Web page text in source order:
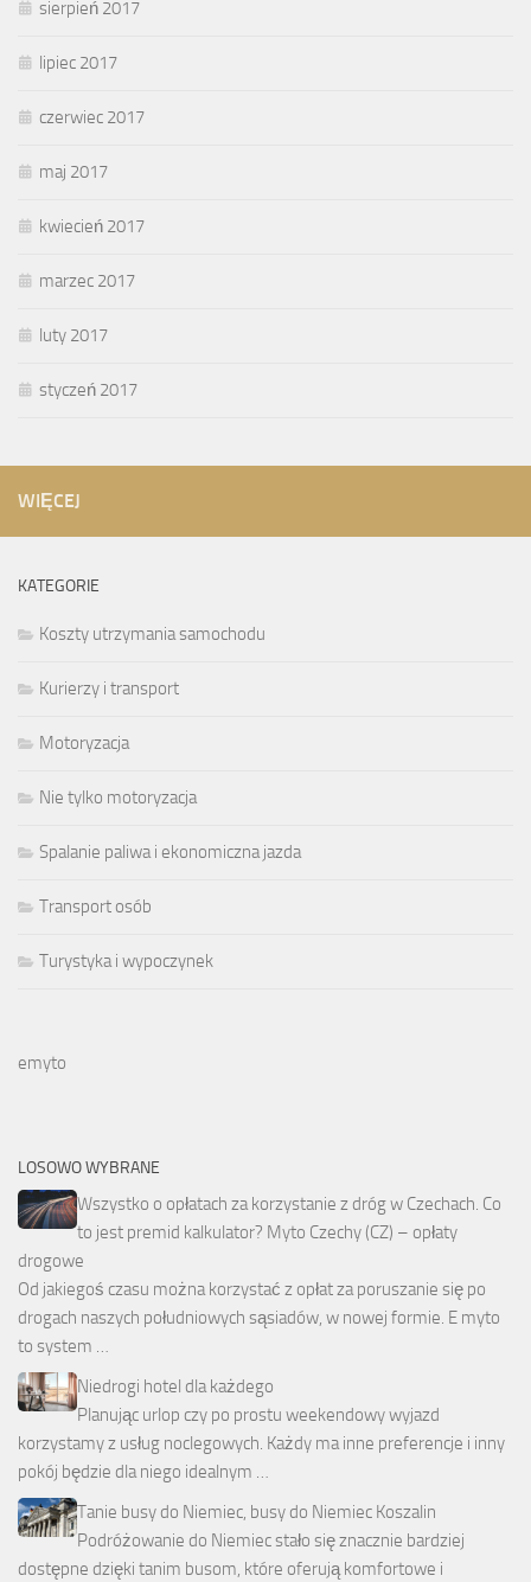
sierpień 2017
lipiec 2017
czerwiec 2017
maj 2017
kwiecień 2017
marzec 2017
luty 2017
styczeń 2017
WIĘCEJ
KATEGORIE
Koszty utrzymania samochodu
Kurierzy i transport
Motoryzacja
Nie tylko motoryzacja
Spalanie paliwa i ekonomiczna jazda
Transport osób
Turystyka i wypoczynek
emyto
LOSOWO WYBRANE
Wszystko o opłatach za korzystanie z dróg w Czechach. Co
to jest premid kalkulator? Myto Czechy (CZ) – opłaty
drogowe
Od jakiegoś czasu można korzystać z opłat za poruszanie się po
drogach naszych południowych sąsiadów, w nowej formie. E myto
to system …
Niedrogi hotel dla każdego
Planując urlop czy po prostu weekendowy wyjazd
korzystamy z usług noclegowych. Każdy ma inne preferencje i inny
pokój będzie dla niego idealnym …
Tanie busy do Niemiec, busy do Niemiec Koszalin
Podróżowanie do Niemiec stało się znacznie bardziej
dostępne dzięki tanim busom, które oferują komfortowe i